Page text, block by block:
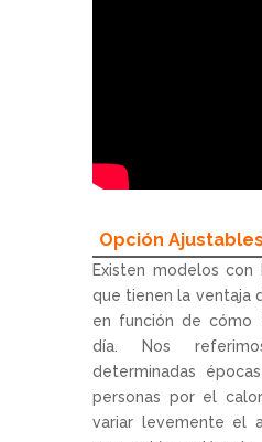
Opción
Existen modelos con
que tienen la ventaja
en función de cómo
día. Nos
determinadas
personas por el
variar levemente el